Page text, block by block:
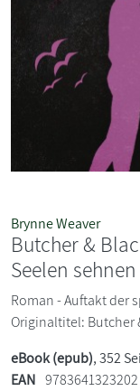
Brynne Weaver
Butcher &
Seelen
Roman - Auftakt der
Originaltitel: Butcher
eBook (epub), 352
EAN 9783641323202